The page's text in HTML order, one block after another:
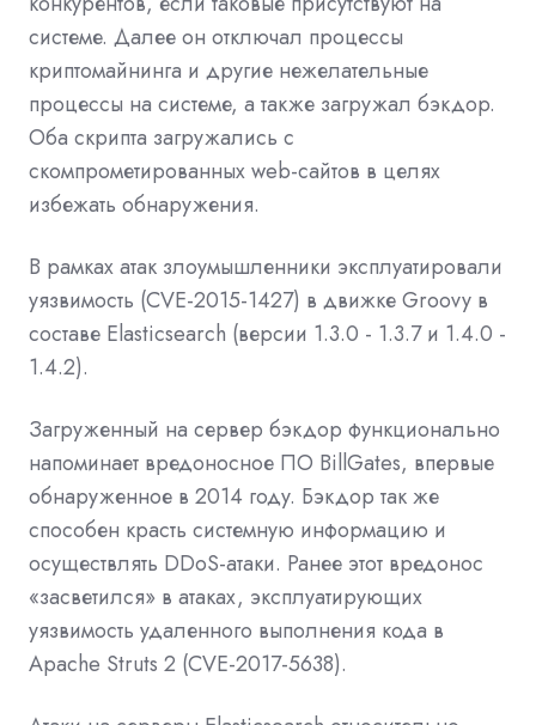
системе. Далее он отключал процессы
криптомайнинга и другие нежелательные
процессы на системе, а также загружал бэкдор.
Оба скрипта загружались с
скомпрометированных web-сайтов в целях
избежать обнаружения.
В рамках атак злоумышленники эксплуатировали
уязвимость (CVE-2015-1427) в движке Groovy в
составе Elasticsearch (версии 1.3.0 - 1.3.7 и 1.4.0 -
1.4.2).
Загруженный на сервер бэкдор функционально
напоминает вредоносное ПО BillGates, впервые
обнаруженное в 2014 году. Бэкдор так же
способен красть системную информацию и
осуществлять DDoS-атаки. Ранее этот вредонос
«засветился» в атаках, эксплуатирующих
уязвимость удаленного выполнения кода в
Apache Struts 2 (CVE-2017-5638).